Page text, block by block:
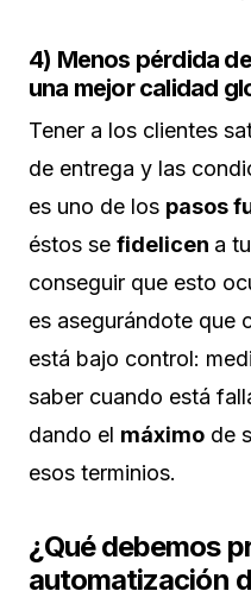
4) Menos pérdida
una mejor calidad
Tener a los clientes
de entrega y las
es uno de los pasos
éstos se fidelicen a
conseguir que esto
es asegurándote que
está bajo control:
saber cuando está
dando el máximo de
esos terminios.
¿Qué debemos
automatización